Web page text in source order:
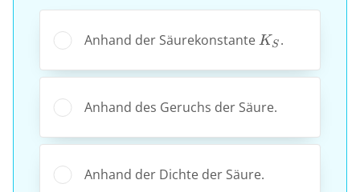
Anhand der Säurekonstante K_S
KS .
Anhand des Geruchs der Säure.
Anhand der Dichte der Säure.